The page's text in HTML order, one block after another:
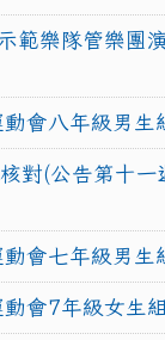
範樂隊管樂團
會八年級男生
對(公告第十一
會七年級男生
會7年級女生